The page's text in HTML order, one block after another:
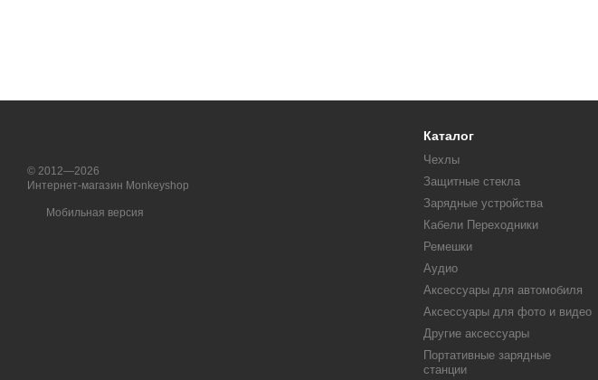
© 2012—2026
Интернет-магазин Monkeyshop
Мобильная версия
Каталог
Чехлы
Защитные стекла
Зарядные устройства
Кабели Переходники
Ремешки
Аудио
Аксессуары для автомобиля
Аксессуары для фото и видео
Другие аксессуары
Портативные зарядные
станции